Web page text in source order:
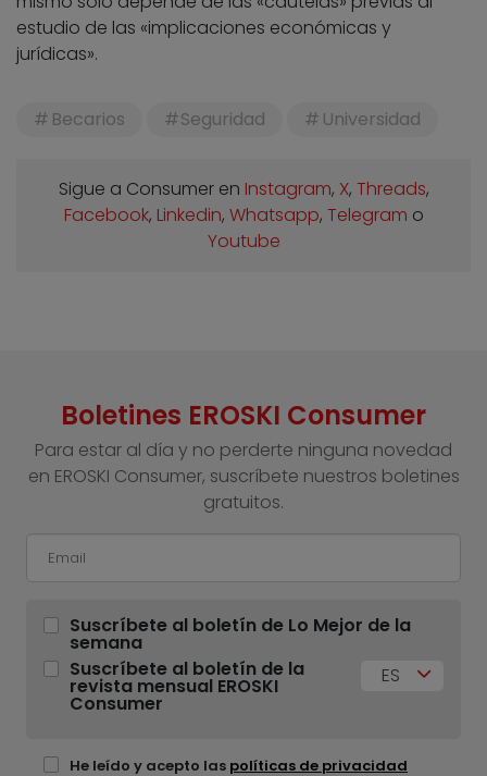
estudio de las «implicaciones económicas y
jurídicas».
Becarios Seguridad Universidad
Sigue a Consumer en Instagram, X, Threads,
Facebook, Linkedin, Whatsapp, Telegram o
Youtube
Boletines EROSKI Consumer
Para estar al día y no perderte ninguna novedad
en EROSKI Consumer, suscríbete nuestros boletines
gratuitos.
Suscríbete al boletín de Lo Mejor de la
semana
Suscríbete al boletín de la
revista mensual EROSKI
Consumer
ES
He leído y acepto las políticas de privacidad